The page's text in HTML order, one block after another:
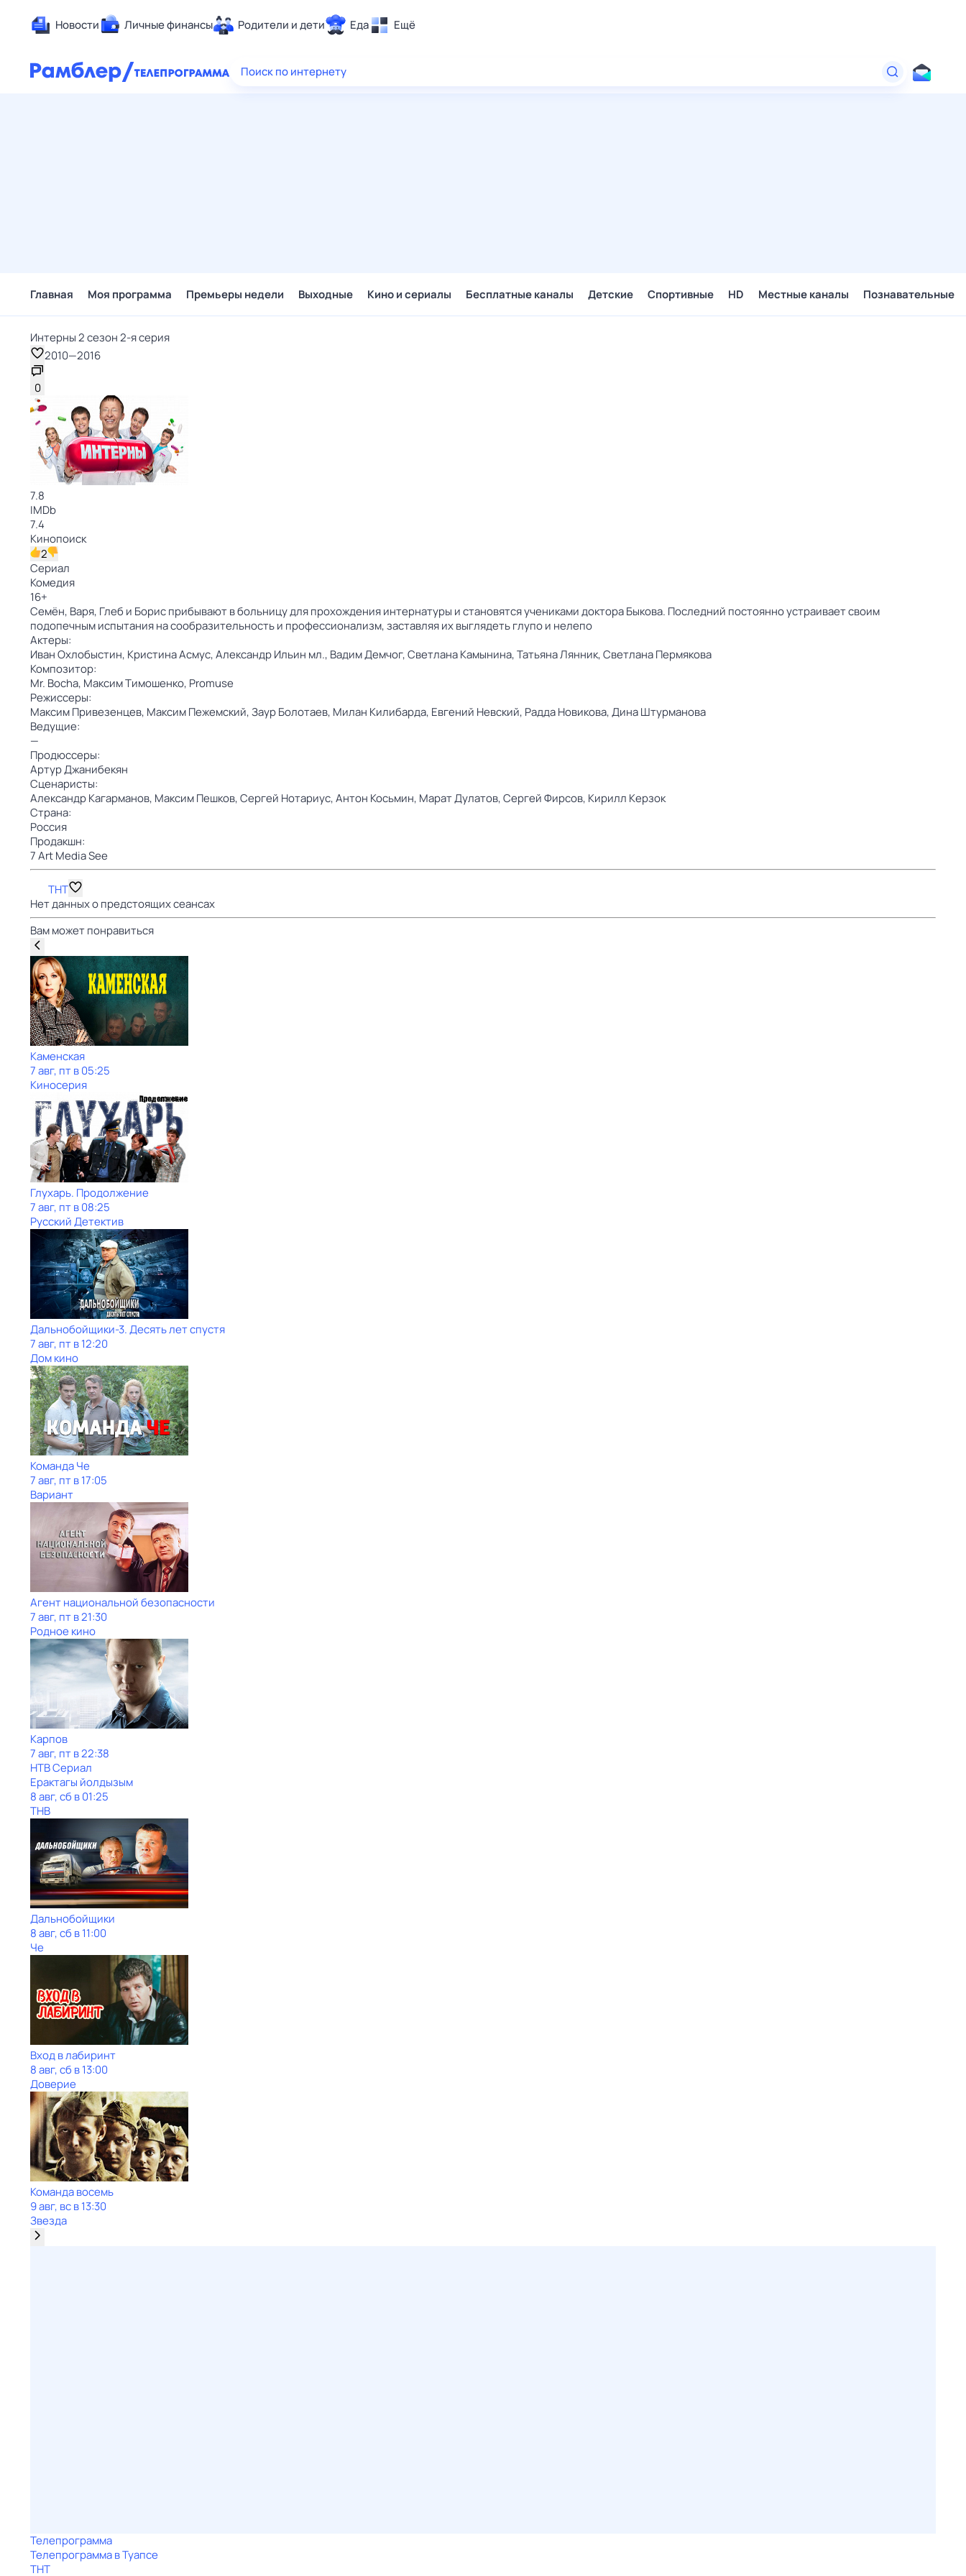
Новости Личные финансы Родители и дети Еда Ещё
Здоровье
Поиск по интернету
Главная Моя программа Премьеры недели Выходные Кино и сериалы Бесплатные каналы Детские Спортивные HD Местные каналы Познавательные
Интерны 2 сезон 2-я серия
2010—2016
0
7.8
IMDb
7.4
Кинопоиск
2
Сериал
Комедия
16+
Семён, Варя, Глеб и Борис прибывают в больницу для прохождения интернатуры и становятся учениками доктора Быкова. Последний постоянно устраивает своим
подопечным испытания на сообразительность и профессионализм, заставляя их выглядеть глупо и нелепо
Актеры:
Иван Охлобыстин, Кристина Асмус,Александр Ильин мл., Вадим Демчог,Светлана Камынина,Татьяна Лянник,Светлана Пермякова
Композитор:
Mr. Bocha, Максим Тимошенко, Promuse
Режиссеры:
Максим Привезенцев, Максим Пежемский,Заур Болотаев, Милан Килибарда, Евгений Невский, Радда Новикова,Дина Штурманова
Ведущие:
—
Продюссеры:
Артур Джанибекян
Сценаристы:
Александр Кагарманов, Максим Пешков,Сергей Нотариус,Антон Косьмин, Марат Дулатов,Сергей Фирсов, Кирилл Керзок
Страна:
Россия
Продакшн:
7 Art Media See
ТНТ
Нет данных о предстоящих сеансах
Вам может понравиться
Каменская
7 авг, пт в 05:25
Киносерия
Глухарь. Продолжение
7 авг, пт в 08:25
Русский Детектив
Дальнобойщики-3. Десять лет спустя
7 авг, пт в 12:20
Дом кино
Команда Че
7 авг, пт в 17:05
Вариант
Агент национальной безопасности
7 авг, пт в 21:30
Родное кино
Карпов
7 авг, пт в 22:38
НТВ Сериал
Ерактагы йолдызым
8 авг, сб в 01:25
ТНВ
Дальнобойщики
8 авг, сб в 11:00
Че
Вход в лабиринт
8 авг, сб в 13:00
Доверие
Команда восемь
9 авг, вс в 13:30
Звезда
Телепрограмма
Телепрограмма в Туапсе
ТНТ